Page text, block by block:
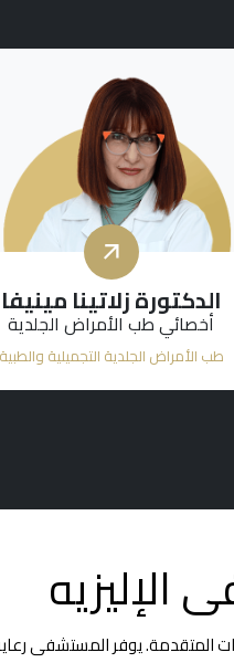
الدكتورة هيام عطا جبلي
أخصائي طب الأمراض الجلدية
طب الأمراض الجلدية التجميلية والطبية
المتقدمة. يوفر المستشفى